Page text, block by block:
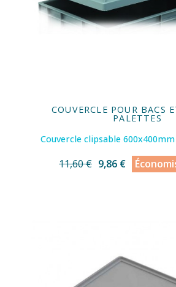
COUVERCLE POUR BACS
PALETTES
Couvercle clipsable
11,60 € 9,86 €